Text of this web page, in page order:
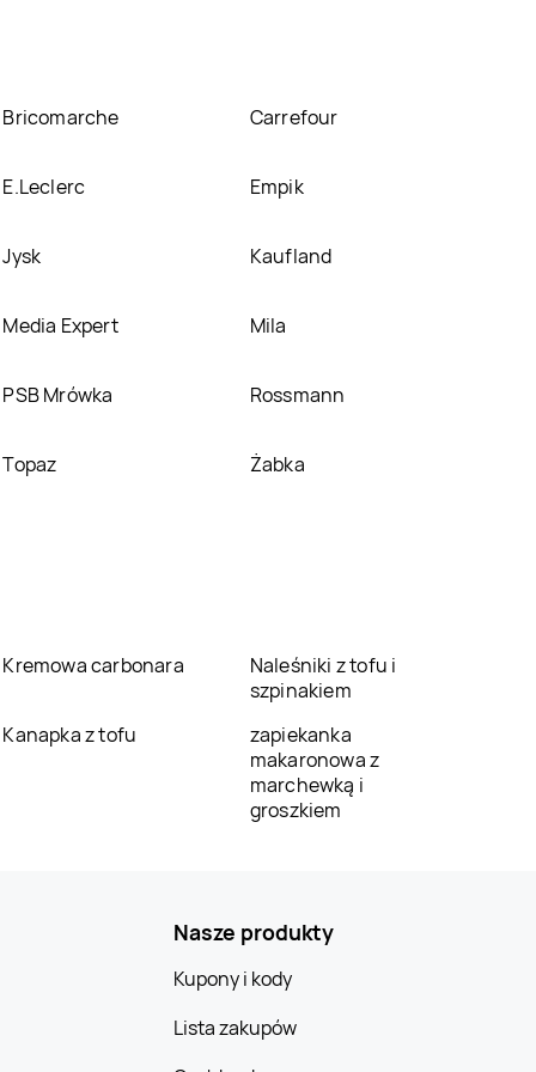
Bricomarche Carrefour
E.Leclerc Empik
Jysk Kaufland
Media Expert Mila
PSB Mrówka Rossmann
Topaz Żabka
Kremowa carbonara
Naleśniki z tofu i
szpinakiem
Kanapka z tofu
zapiekanka
makaronowa z
marchewką i
groszkiem
Nasze produkty
Kupony i kody
Lista zakupów